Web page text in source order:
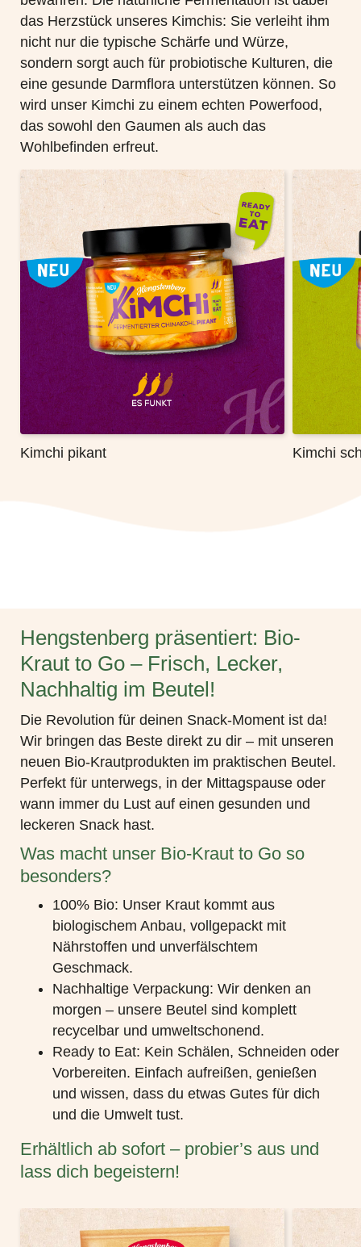
das Herzstück unseres Kimchis: Sie verleiht ihm
nicht nur die typische Schärfe und Würze,
sondern sorgt auch für probiotische Kulturen, die
eine gesunde Darmflora unterstützen können. So
wird unser Kimchi zu einem echten Powerfood,
das sowohl den Gaumen als auch das
Wohlbefinden erfreut.
Kimchi pikant Kimchi
Hengstenberg präsentiert: Bio-
Kraut to Go – Frisch, Lecker,
Nachhaltig im Beutel!
Die Revolution für deinen Snack-Moment ist da!
Wir bringen das Beste direkt zu dir – mit unseren
neuen Bio-Krautprodukten im praktischen Beutel.
Perfekt für unterwegs, in der Mittagspause oder
wann immer du Lust auf einen gesunden und
leckeren Snack hast.
Was macht unser Bio-Kraut to Go so
besonders?
100% Bio: Unser Kraut kommt aus
biologischem Anbau, vollgepackt mit
Nährstoffen und unverfälschtem
Geschmack.
Nachhaltige Verpackung: Wir denken an
morgen – unsere Beutel sind komplett
recycelbar und umweltschonend.
Ready to Eat: Kein Schälen, Schneiden oder
Vorbereiten. Einfach aufreißen, genießen
und wissen, dass du etwas Gutes für dich
und die Umwelt tust.
Erhältlich ab sofort – probier’s aus und
lass dich begeistern!